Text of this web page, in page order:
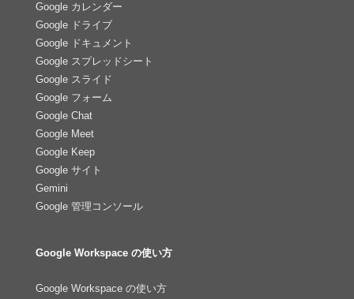
Google カレンダー
Google ドライブ
Google ドキュメント
Google スプレッドシート
Google スライド
Google フォーム
Google Chat
Google Meet
Google Keep
Google サイト
Gemini
Google 管理コンソール
Google Workspace の使い方
Google Workspace の使い方